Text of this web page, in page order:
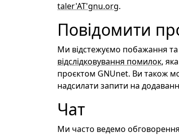
taler'AT'gnu.org.
Повідомити
Ми відстежуємо побажання
відслідковування помилок,
проєктом GNUnet. Ви також
надсилати запити на
Чат
Ми часто ведемо